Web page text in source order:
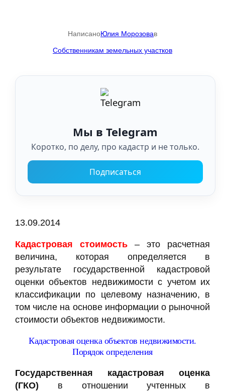
НаписаноЮлия Морозовав
Собственникам земельных участков
Мы в Telegram
Коротко, по делу, про кадастр и не только.
Подписаться
13.09.2014
Кадастровая стоимость – это расчетная
величина, которая определяется в
результате государственной кадастровой
оценки объектов недвижимости с учетом их
классификации по целевому назначению, в
том числе на основе информации о рыночной
стоимости объектов недвижимости.
Кадастровая оценка объектов недвижимости.
Порядок определения
Государственная кадастровая оценка
(ГКО) в отношении учтенных в